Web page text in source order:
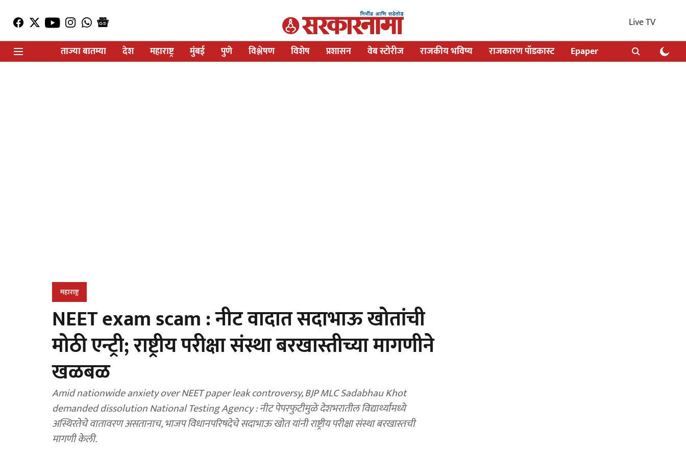
Live TV
ताज्या बातम्या
देश महाराष्ट्र मुंबई पुणे विश्लेषण विशेष प्रशासन वेब स्टोरीज राजकीय भविष्य राजकारण पॉडकास्ट Epaper
महाराष्ट्र
NEET exam scam : नीट वादात सदाभाऊ खोतांची
मोठी एन्ट्री; राष्ट्रीय परीक्षा संस्था बरखास्तीच्या मागणीने
खळबळ
Amid nationwide anxiety over NEET paper leak controversy, BJP MLC Sadabhau Khot
demanded dissolution National Testing Agency : नीट पेपरफुटीमुळे देशभरातील विद्यार्थ्यांमध्ये
अस्थिरतेचे वातावरण असतानाच, भाजप विधानपरिषदेचे सदाभाऊ खोत यांनी राष्ट्रीय परीक्षा संस्था बरखास्तची
मागणी केली.